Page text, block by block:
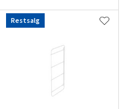
Restsalg